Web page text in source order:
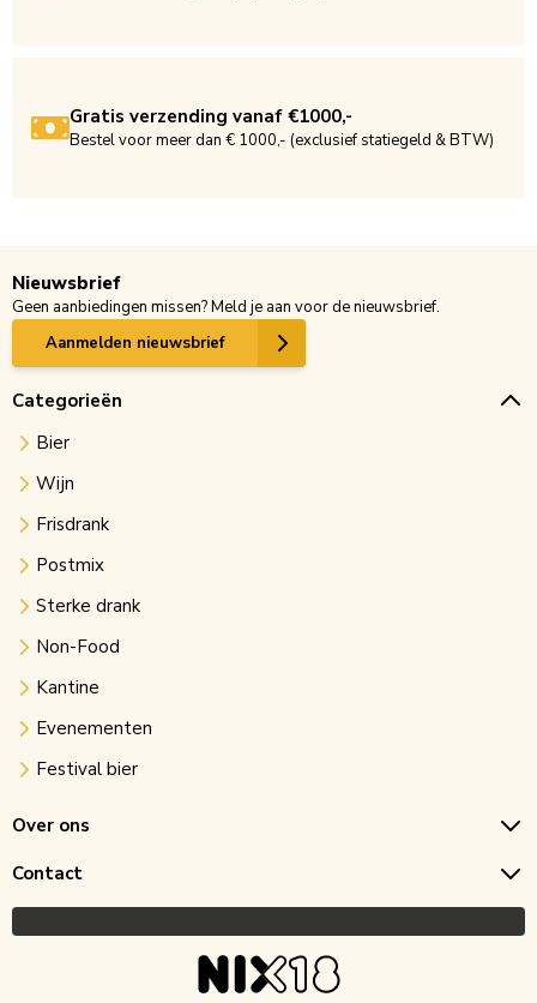
Gratis verzending vanaf €1000,-
Bestel voor meer dan € 1000,- (exclusief statiegeld & BTW)
Nieuwsbrief
Geen aanbiedingen missen? Meld je aan voor de nieuwsbrief.
Aanmelden nieuwsbrief
Categorieën
Bier
Wijn
Frisdrank
Postmix
Sterke drank
Non-Food
Kantine
Evenementen
Festival bier
Over ons
Contact